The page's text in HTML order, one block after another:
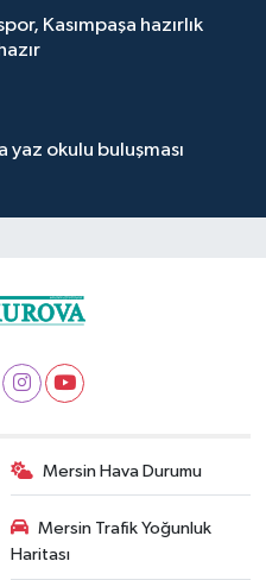
Kasımpaşa hazırlık
yaz okulu buluşması
Mersin Hava Durumu
Mersin Trafik Yoğunluk
Haritası